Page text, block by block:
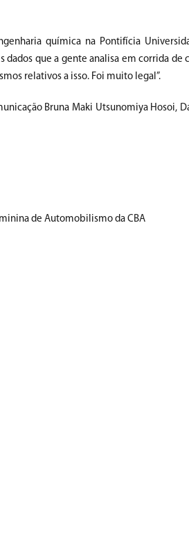
química na Pontifícia
que a gente analisa em corrida
relativos a isso. Foi muito legal”.
Bruna Maki Utsunomiya Hosoi,
de Automobilismo da CBA